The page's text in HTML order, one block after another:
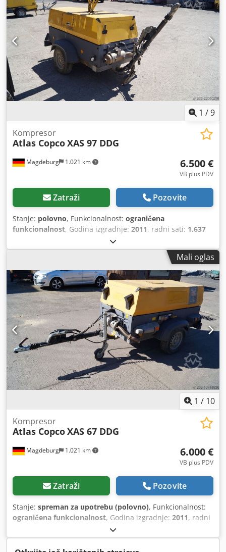
1 /9
Magdeburg 1.021 km
Kompresor
Atlas CopcoXAS 97 DDG
6.500 €
VB plus PDV
Zatraži Pozovite
Stanje: polovno, Funkcionalnost: ograničena
funkcionalnost, Godina izgradnje: 2011, radni sati: 1.637
Mali oglas
1 / 10
Magdeburg 1.021 km
Kompresor
Atlas CopcoXAS 67 DDG
6.000 €
VB plus PDV
Zatraži Pozovite
Stanje: spreman za upotrebu (polovno), Funkcionalnost:
ograničena funkcionalnost, Godina izgradnje: 2011, radni
filter čađi